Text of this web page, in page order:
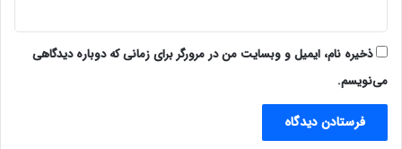
ذخیره نام، ایمیل و وبسایت من در مرورگر برای زمانی که دوباره دیدگاهی
می‌نویسم.